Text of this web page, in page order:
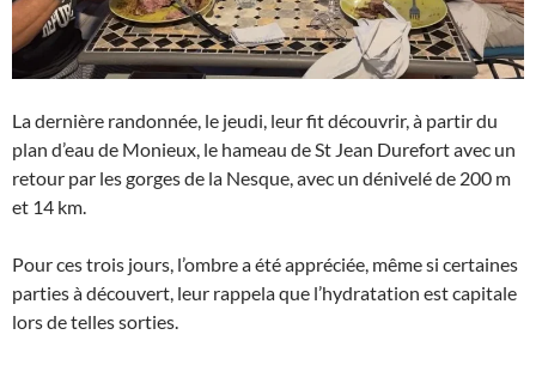
La dernière randonnée, le jeudi, leur fit découvrir, à partir du
plan d’eau de Monieux, le hameau de St Jean Durefort avec un
retour par les gorges de la Nesque, avec un dénivelé de 200 m
et 14 km.
Pour ces trois jours, l’ombre a été appréciée, même si certaines
parties à découvert, leur rappela que l’hydratation est capitale
lors de telles sorties.